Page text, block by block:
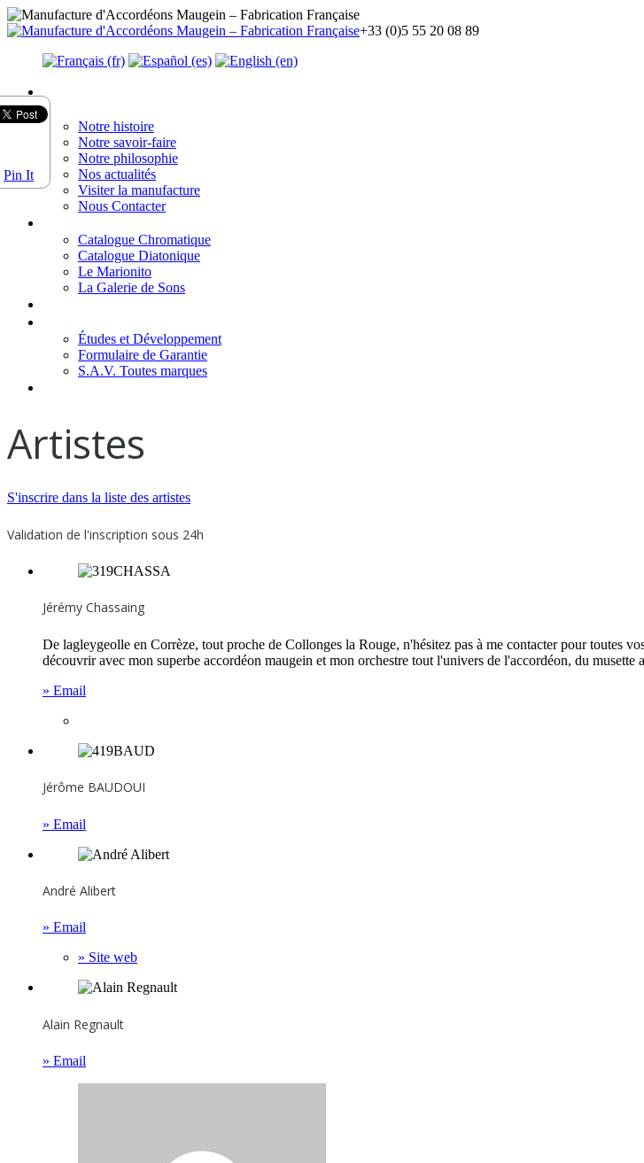
Pin It
+33 (0)5 55 20 08 89
Accueil
La manufacture
Notre histoire
Notre savoir-faire
Notre philosophie
Nos actualités
Visiter la manufacture
Nous Contacter
Catalogue Chromatique
Catalogue Diatonique
Le Marionito
La Galerie de Sons
Études et Développement
Formulaire de Garantie
S.A.V. Toutes marques
Artistes
S'inscrire dans la liste des artistes
Validation de l'inscription sous 24h
Jérémy Chassaing
De lagleygeolle en Corrèze, tout proche de Collonges la Rouge, n'hésitez pas à me contacter pour toutes
découvrir avec mon superbe accordéon maugein et mon orchestre tout l'univers de l'accordéon, du
» Email
Jérôme BAUDOUI
» Email
André Alibert
» Email
» Site web
Alain Regnault
» Email